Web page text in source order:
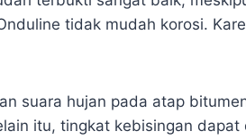
tidak mudah korosi.
suara hujan pada atap
itu, tingkat kebisingan